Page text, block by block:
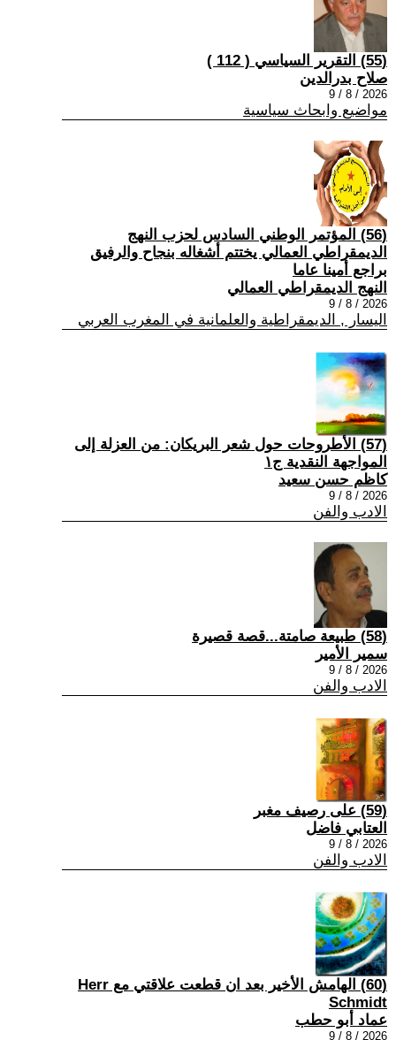
(55) التقرير السياسي ( 112 )
صلاح بدرالدين
2026 / 8 / 9
مواضيع وابحاث سياسية
(56) المؤتمر الوطني السادس لحزب النهج
الديمقراطي العمالي يختتم أشغاله بنجاح والرفيق
براجع أمينا عاما
النهج الديمقراطي العمالي
2026 / 8 / 9
اليسار , الديمقراطية والعلمانية في المغرب العربي
(57) الأطروحات حول شعر البريكان: من العزلة إلى
المواجهة النقدية ج١
كاظم حسن سعيد
2026 / 8 / 9
الادب والفن
(58) طبيعة صامتة...قصة قصيرة
سمير الأمير
2026 / 8 / 9
الادب والفن
(59) على رصيف مغبر
العتابي فاضل
2026 / 8 / 9
الادب والفن
(60) الهامش الأخير بعد ان قطعت علاقتي مع Herr
Schmidt
عماد أبو حطب
2026 / 8 / 9